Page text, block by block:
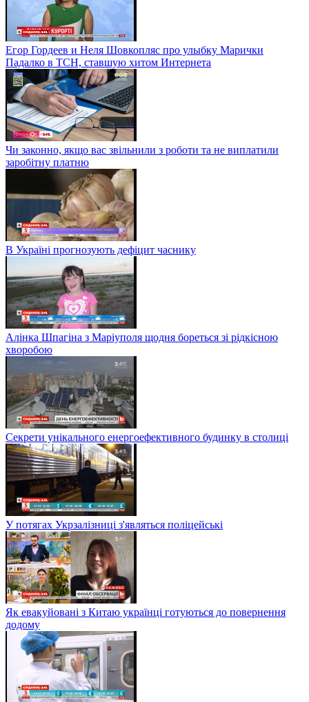
Егор Гордеев и Неля Шовкопляс про улыбку Марички
Падалко в ТСН, ставшую хитом Интернета
Чи законно, якщо вас звільнили з роботи та не виплатили
заробітну платню
В Україні прогнозують дефіцит часнику
Алінка Шпагіна з Маріуполя щодня бореться зі рідкісною
хворобою
Секрети унікального енергоефективного будинку в столиці
У потягах Укрзалізниці з'являться поліцейські
Як евакуйовані з Китаю українці готуються до повернення
додому